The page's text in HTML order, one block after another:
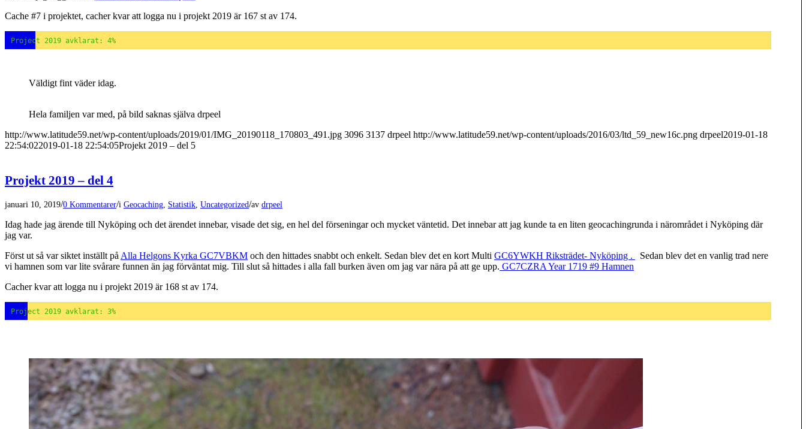
Cache #7 i projektet, cacher kvar att logga nu i projekt 2019 är 167 st av 174.
Project 2019 avklarat: 4%
Väldigt fint väder idag.
Hela familjen var med, på bild saknas själva drpeel
http://www.latitude59.net/wp-content/uploads/2019/01/IMG_20190118_170803_491.jpg 3096 3137 drpeel http://www.latitude59.net/wp-content/uploads/2016/03/ltd_59_new16c.png drpeel2019-01-18
22:54:022019-01-18 22:54:05Projekt 2019 – del 5
Projekt 2019 – del 4
januari 10, 2019/0 Kommentarer/i Geocaching, Statistik, Uncategorized/av drpeel
Idag hade jag ärende till Nyköping och det ärendet innebar, visade det sig, en hel del förseningar och mycket väntetid. Det innebar att jag kunde ta en liten geocachingrunda i närområdet i Nyköping där
jag var.
Först ut så var siktet inställt på Alla Helgons Kyrka GC7VBKM och den hittades snabbt och enkelt. Sedan blev det en kort Multi GC6YWKH Riksträdet- Nyköping .
Sedan blev det en vanlig trad nere
vi hamnen som var lite svårare funnen än jag förväntat mig. Till slut så hittades i alla fall burken även om jag var nära på att ge upp. GC7CZRA Year 1719 #9 Hamnen
Cacher kvar att logga nu i projekt 2019 är 168 st av 174.
Project 2019 avklarat: 3%